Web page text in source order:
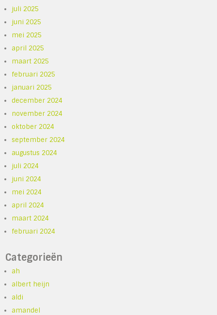
juli 2025
juni 2025
mei 2025
april 2025
maart 2025
februari 2025
januari 2025
december 2024
november 2024
oktober 2024
september 2024
augustus 2024
juli 2024
juni 2024
mei 2024
april 2024
maart 2024
februari 2024
Categorieën
ah
albert heijn
aldi
amandel